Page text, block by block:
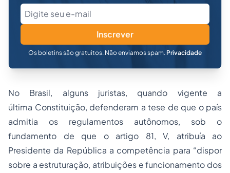
Inscrever
Os boletins são gratuitos. Não enviamos spam. Privacidade
No Brasil, alguns juristas, quando vigente a
última Constituição, defenderam a tese de que o país
admitia os regulamentos autônomos, sob o
fundamento de que o artigo 81, V, atribuía ao
Presidente da República a competência para “dispor
sobre a estruturação, atribuições e funcionamento dos